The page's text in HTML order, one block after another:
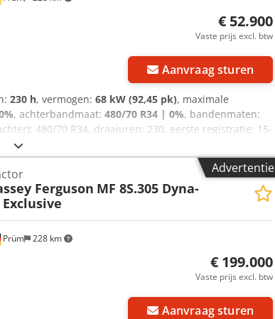
€ 52.900
Vaste prijs excl. btw
Aanvraag sturen
230 h, vermogen: 68 kW (92,45 pk), maximale
, achterbandmaat: 480/70 R34 | 0%, bandenmaten:
480/70 R34, draaiuren: 230, eerste registratie: 15-
ca. 230. Standaarduitvoering/technische
pk, maximaal vermogen: 70/95 kW/pk bij 2000 tpm,
Agco Power / AP 33 AWIC. Milieuvriendelijke
tank met 15 liter, zonder uitlaatgasrecirculatie,
voor de A-stijl van de cabine. Brandstoftankinhoud:
Ajzpcuysckok
Advertentie
Prüm 228 km
Ferguson MF 8S.305 Dyna-
Exclusive
€ 199.000
Vaste prijs excl. btw
Aanvraag sturen